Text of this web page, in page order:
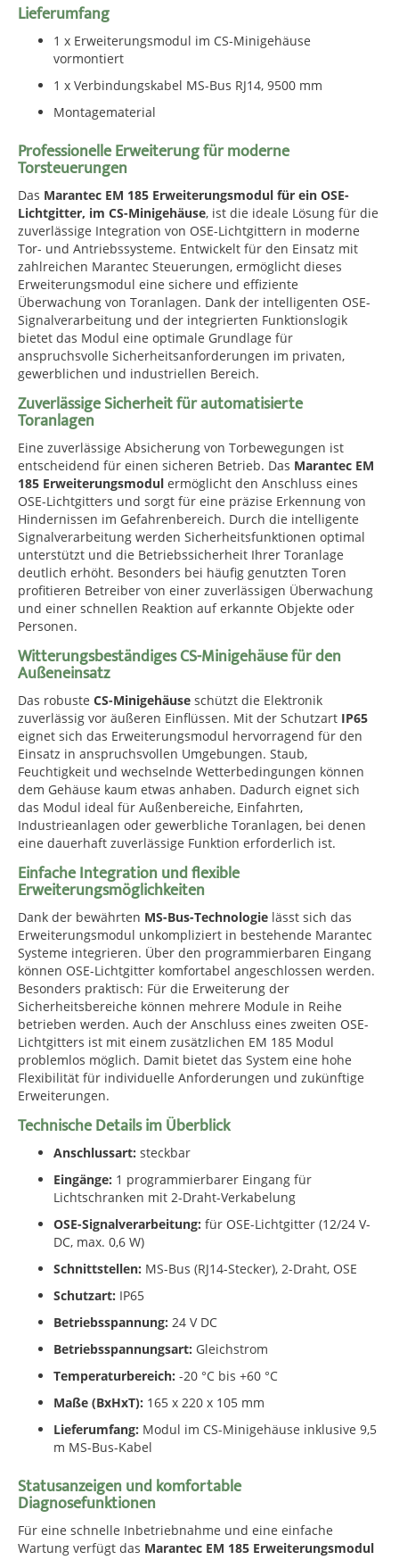
Lieferumfang
1 x Erweiterungsmodul im CS-Minigehäuse
vormontiert
1 x Verbindungskabel MS-Bus RJ14, 9500 mm
Montagematerial
Professionelle Erweiterung für moderne
Torsteuerungen
Das Marantec EM 185 Erweiterungsmodul für ein OSE-
Lichtgitter, im CS-Minigehäuse, ist die ideale Lösung für die
zuverlässige Integration von OSE-Lichtgittern in moderne
Tor- und Antriebssysteme. Entwickelt für den Einsatz mit
zahlreichen Marantec Steuerungen, ermöglicht dieses
Erweiterungsmodul eine sichere und effiziente
Überwachung von Toranlagen. Dank der intelligenten OSE-
Signalverarbeitung und der integrierten Funktionslogik
bietet das Modul eine optimale Grundlage für
anspruchsvolle Sicherheitsanforderungen im privaten,
gewerblichen und industriellen Bereich.
Zuverlässige Sicherheit für automatisierte
Toranlagen
Eine zuverlässige Absicherung von Torbewegungen ist
entscheidend für einen sicheren Betrieb. Das Marantec EM
185 Erweiterungsmodul ermöglicht den Anschluss eines
OSE-Lichtgitters und sorgt für eine präzise Erkennung von
Hindernissen im Gefahrenbereich. Durch die intelligente
Signalverarbeitung werden Sicherheitsfunktionen optimal
unterstützt und die Betriebssicherheit Ihrer Toranlage
deutlich erhöht. Besonders bei häufig genutzten Toren
profitieren Betreiber von einer zuverlässigen Überwachung
und einer schnellen Reaktion auf erkannte Objekte oder
Personen.
Witterungsbeständiges CS-Minigehäuse für den
Außeneinsatz
Das robuste CS-Minigehäuse schützt die Elektronik
zuverlässig vor äußeren Einflüssen. Mit der Schutzart IP65
eignet sich das Erweiterungsmodul hervorragend für den
Einsatz in anspruchsvollen Umgebungen. Staub,
Feuchtigkeit und wechselnde Wetterbedingungen können
dem Gehäuse kaum etwas anhaben. Dadurch eignet sich
das Modul ideal für Außenbereiche, Einfahrten,
Industrieanlagen oder gewerbliche Toranlagen, bei denen
eine dauerhaft zuverlässige Funktion erforderlich ist.
Einfache Integration und flexible
Erweiterungsmöglichkeiten
Dank der bewährten MS-Bus-Technologie lässt sich das
Erweiterungsmodul unkompliziert in bestehende Marantec
Systeme integrieren. Über den programmierbaren Eingang
können OSE-Lichtgitter komfortabel angeschlossen werden.
Besonders praktisch: Für die Erweiterung der
Sicherheitsbereiche können mehrere Module in Reihe
betrieben werden. Auch der Anschluss eines zweiten OSE-
Lichtgitters ist mit einem zusätzlichen EM 185 Modul
problemlos möglich. Damit bietet das System eine hohe
Flexibilität für individuelle Anforderungen und zukünftige
Erweiterungen.
Technische Details im Überblick
Anschlussart: steckbar
Eingänge: 1 programmierbarer Eingang für
Lichtschranken mit 2-Draht-Verkabelung
OSE-Signalverarbeitung: für OSE-Lichtgitter (12/24 V-
DC, max. 0,6 W)
Schnittstellen: MS-Bus (RJ14-Stecker), 2-Draht, OSE
Schutzart: IP65
Betriebsspannung: 24 V DC
Betriebsspannungsart: Gleichstrom
Temperaturbereich: -20 °C bis +60 °C
Maße (BxHxT): 165 x 220 x 105 mm
Lieferumfang: Modul im CS-Minigehäuse inklusive 9,5
m MS-Bus-Kabel
Statusanzeigen und komfortable
Diagnosefunktionen
Für eine schnelle Inbetriebnahme und eine einfache
Wartung verfügt das Marantec EM 185 Erweiterungsmodul